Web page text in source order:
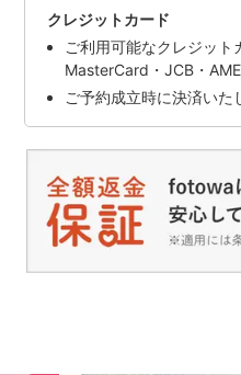
クレジットカード
ご利用可能なクレジット
MasterCard・JCB・
ご予約成立時に決済いた